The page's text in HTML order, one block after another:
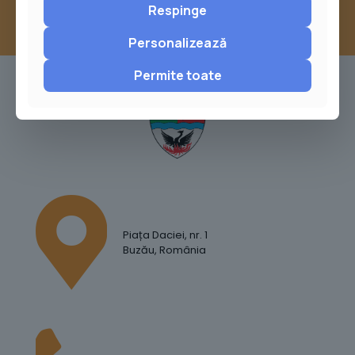
Piața Daciei, nr. 1
Buzău, România
Respinge
Personalizează
Permite toate